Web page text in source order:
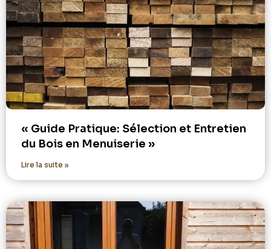
« Guide Pratique: Sélection et Entretien
du Bois en Menuiserie »
Lire la suite »